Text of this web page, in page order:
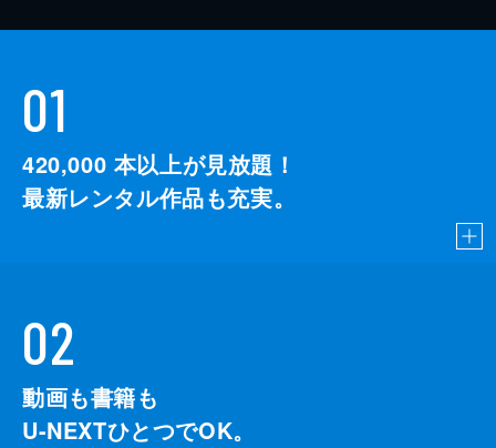
01
420,000 本以上が見放題！
最新レンタル作品も充実。
02
動画も書籍も
U-NEXTひとつでOK。